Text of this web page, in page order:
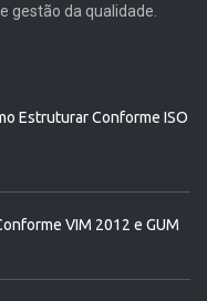
gestão da qualidade.
Estruturar Conforme ISO
VIM 2012 e GUM